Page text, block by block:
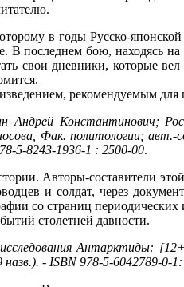
в годы Русско-
последнем бою, находясь
свои дневники, которые
рекомендуемым для
Константинович;
Фак. политологии;
5-8243-1936-1 : 2500-00.
Авторы-составители
и солдат, через
со страниц
столетней давности.
Антарктиды:
- ISBN 978-5-6042789-0-